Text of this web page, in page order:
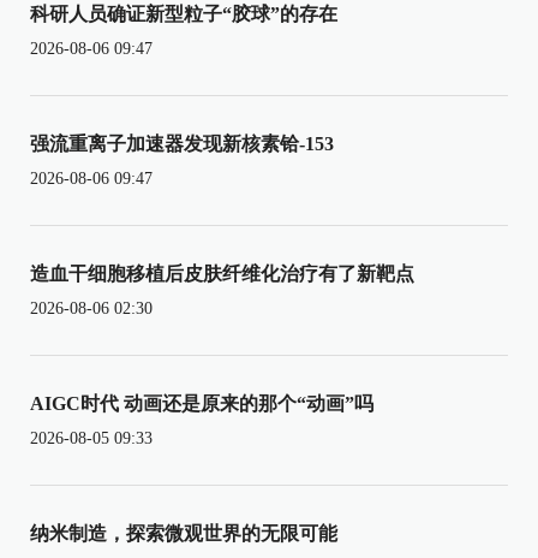
科研人员确证新型粒子“胶球”的存在
2026-08-06 09:47
强流重离子加速器发现新核素铪-153
2026-08-06 09:47
造血干细胞移植后皮肤纤维化治疗有了新靶点
2026-08-06 02:30
AIGC时代 动画还是原来的那个“动画”吗
2026-08-05 09:33
纳米制造，探索微观世界的无限可能